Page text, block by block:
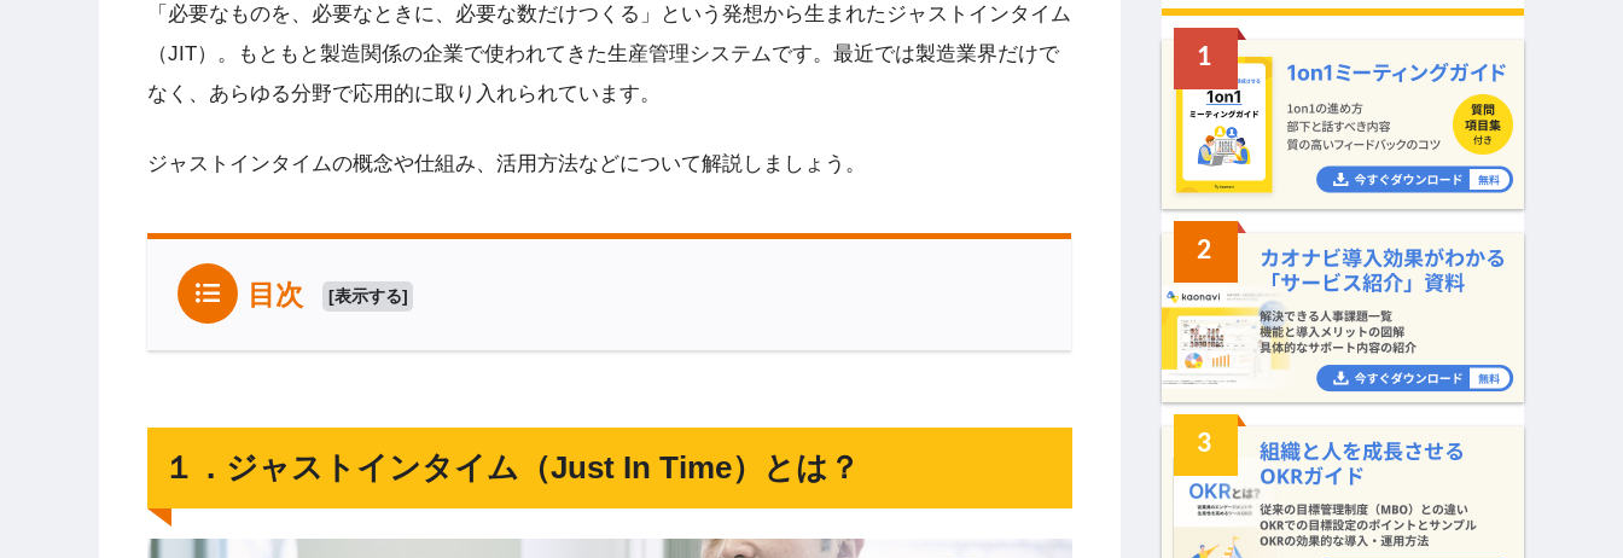
「必要なものを、必要なときに、必要な数だけつくる」という発想から生まれたジャストインタイム
（JIT）。もともと製造関係の企業で使われてきた生産管理システムです。最近では製造業界だけで
なく、あらゆる分野で応用的に取り入れられています。
ジャストインタイムの概念や仕組み、活用方法などについて解説しましょう。
目次 [表示する]
１．ジャストインタイム（Just In Time）とは？